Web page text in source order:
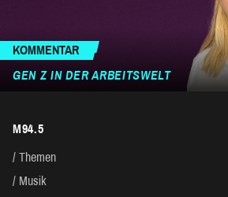
KOMMENTAR
GEN Z IN DER ARBEITSWELT
M94.5
Themen
Musik